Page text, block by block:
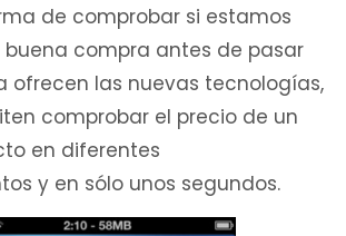
de comprobar si estamos
compra antes de pasar
ofrecen las nuevas tecnologías,
comprobar el precio de un
en diferentes
y en sólo unos segundos.